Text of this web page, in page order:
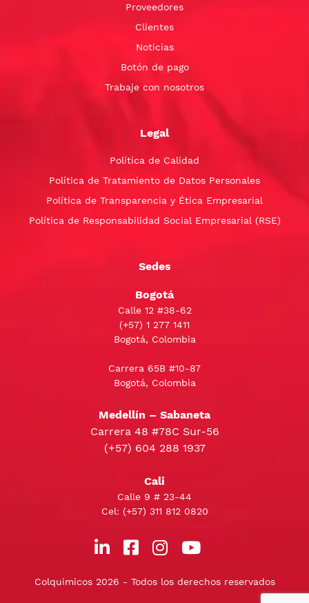
Proveedores
Clientes
Noticias
Botón de pago
Trabaje con nosotros
Legal
Política de Calidad
Política de Tratamiento de Datos Personales
Política de Transparencia y Ética Empresarial
Política de Responsabilidad Social Empresarial (RSE)
Sedes
Bogotá
Calle 12 #38-62
(+57) 1 277 1411
Bogotá, Colombia
Carrera 65B #10-87
Bogotá, Colombia
Medellín – Sabaneta
Carrera 48 #78C Sur-56
(+57) 604 288 1937
Cali
Calle 9 # 23-44
Cel: (+57) 311 812 0820
Colquimicos 2026 - Todos los derechos reservados